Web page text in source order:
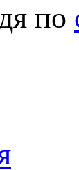
по